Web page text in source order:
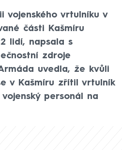
vojenského vrtulníku v
části Kašmíru
lidí, napsala s
zdroje
uvedla, že kvůli
v Kašmíru zřítil vrtulník
vojenský personál na